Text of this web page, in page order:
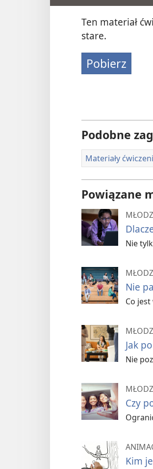
Ten materiał
stare.
Pobierz
Podobne
Materiały
Powiązane
Nie
Nie
Co
Jak
Nie
Czy
Kim